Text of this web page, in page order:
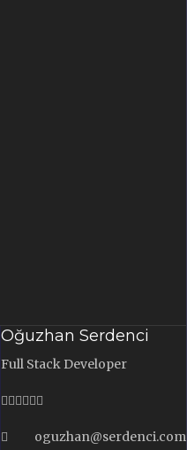
Oğuzhan Serdenci
Full Stack Developer
oguzhan@serdenci.com